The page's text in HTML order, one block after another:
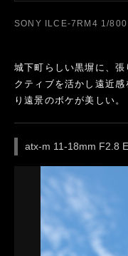
SONY ILCE-7RM4 1/
城下町らしい黒塀に、
クティブを活かし遠近
り遠景のボケが美しい。
atx-m 11-18mm F2.8